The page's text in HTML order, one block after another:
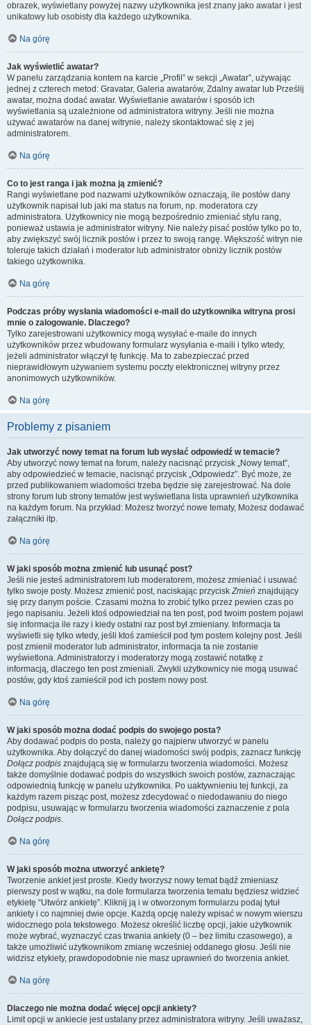
obrazek, wyświetlany powyżej nazwy użytkownika jest znany jako awatar i jest
unikatowy lub osobisty dla każdego użytkownika.
Na górę
Jak wyświetlić awatar?
W panelu zarządzania kontem na karcie „Profil” w sekcji „Awatar”, używając
jednej z czterech metod: Gravatar, Galeria awatarów, Zdalny awatar lub Prześlij
awatar, można dodać awatar. Wyświetlanie awatarów i sposób ich
wyświetlania są uzależnione od administratora witryny. Jeśli nie można
używać awatarów na danej witrynie, należy skontaktować się z jej
administratorem.
Na górę
Co to jest ranga i jak można ją zmienić?
Rangi wyświetlane pod nazwami użytkowników oznaczają, ile postów dany
użytkownik napisał lub jaki ma status na forum, np. moderatora czy
administratora. Użytkownicy nie mogą bezpośrednio zmieniać stylu rang,
ponieważ ustawia je administrator witryny. Nie należy pisać postów tylko po to,
aby zwiększyć swój licznik postów i przez to swoją rangę. Większość witryn nie
toleruje takich działań i moderator lub administrator obniży licznik postów
takiego użytkownika.
Na górę
Podczas próby wysłania wiadomości e-mail do użytkownika witryna prosi
mnie o zalogowanie. Dlaczego?
Tylko zarejestrowani użytkownicy mogą wysyłać e-maile do innych
użytkowników przez wbudowany formularz wysyłania e-maili i tylko wtedy,
jeżeli administrator włączył tę funkcję. Ma to zabezpieczać przed
nieprawidłowym używaniem systemu poczty elektronicznej witryny przez
anonimowych użytkowników.
Na górę
Problemy z pisaniem
Jak utworzyć nowy temat na forum lub wysłać odpowiedź w temacie?
Aby utworzyć nowy temat na forum, należy nacisnąć przycisk „Nowy temat”,
aby odpowiedzieć w temacie, nacisnąć przycisk „Odpowiedz”. Być może, że
przed publikowaniem wiadomości trzeba będzie się zarejestrować. Na dole
strony forum lub strony tematów jest wyświetlana lista uprawnień użytkownika
na każdym forum. Na przykład: Możesz tworzyć nowe tematy, Możesz dodawać
załączniki itp.
Na górę
W jaki sposób można zmienić lub usunąć post?
Jeśli nie jesteś administratorem lub moderatorem, możesz zmieniać i usuwać
tylko swoje posty. Możesz zmienić post, naciskając przyciskZmień znajdujący
się przy danym poście. Czasami można to zrobić tylko przez pewien czas po
jego napisaniu. Jeżeli ktoś odpowiedział na ten post, pod twoim postem pojawi
się informacja ile razy i kiedy ostatni raz post był zmieniany. Informacja ta
wyświetli się tylko wtedy, jeśli ktoś zamieścił pod tym postem kolejny post. Jeśli
post zmienił moderator lub administrator, informacja ta nie zostanie
wyświetlona. Administratorzy i moderatorzy mogą zostawić notatkę z
informacją, dlaczego ten post zmieniali. Zwykli użytkownicy nie mogą usuwać
postów, gdy ktoś zamieścił pod ich postem nowy post.
Na górę
W jaki sposób można dodać podpis do swojego posta?
Aby dodawać podpis do posta, należy go najpierw utworzyć w panelu
użytkownika. Aby dołączyć do danej wiadomości swój podpis, zaznacz funkcję
Dołącz podpis znajdującą się w formularzu tworzenia wiadomości. Możesz
także domyślnie dodawać podpis do wszystkich swoich postów, zaznaczając
odpowiednią funkcję w panelu użytkownika. Po uaktywnieniu tej funkcji, za
każdym razem pisząc post, możesz zdecydować o niedodawaniu do niego
podpisu, usuwając w formularzu tworzenia wiadomości zaznaczenie z pola
Dołącz podpis.
Na górę
W jaki sposób można utworzyć ankietę?
Tworzenie ankiet jest proste. Kiedy tworzysz nowy temat bądź zmieniasz
pierwszy post w wątku, na dole formularza tworzenia tematu będziesz widzieć
etykietę “Utwórz ankietę”. Kliknij ją i w otworzonym formularzu podaj tytuł
ankiety i co najmniej dwie opcje. Każdą opcję należy wpisać w nowym wierszu
widocznego pola tekstowego. Możesz określić liczbę opcji, jakie użytkownik
może wybrać, wyznaczyć czas trwania ankiety (0 – bez limitu czasowego), a
także umożliwić użytkownikom zmianę wcześniej oddanego głosu. Jeśli nie
widzisz etykiety, prawdopodobnie nie masz uprawnień do tworzenia ankiet.
Na górę
Dlaczego nie można dodać więcej opcji ankiety?
Limit opcji w ankiecie jest ustalany przez administratora witryny. Jeśli uważasz,